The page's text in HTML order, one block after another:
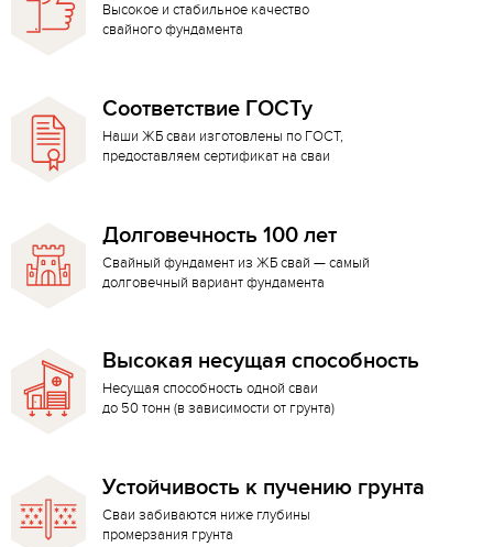
Высокое и стабильное качество
свайного фундамента
Соответствие ГОСТу
Наши ЖБ сваи изготовлены по ГОСТ,
предоставляем сертификат на сваи
Долговечность 100 лет
Свайный фундамент из ЖБ свай — самый
долговечный вариант фундамента
Высокая несущая способность
Несущая способность одной сваи
до 50 тонн (в зависимости от грунта)
Устойчивость к пучению грунта
Сваи забиваются ниже глубины
промерзания грунта